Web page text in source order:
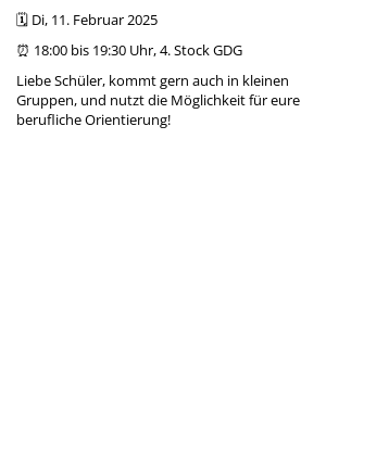
🗓 Di, 11. Februar 2025
⏰ 18:00 bis 19:30 Uhr, 4. Stock GDG
Liebe Schüler, kommt gern auch in kleinen
Gruppen, und nutzt die Möglichkeit für eure
berufliche Orientierung!